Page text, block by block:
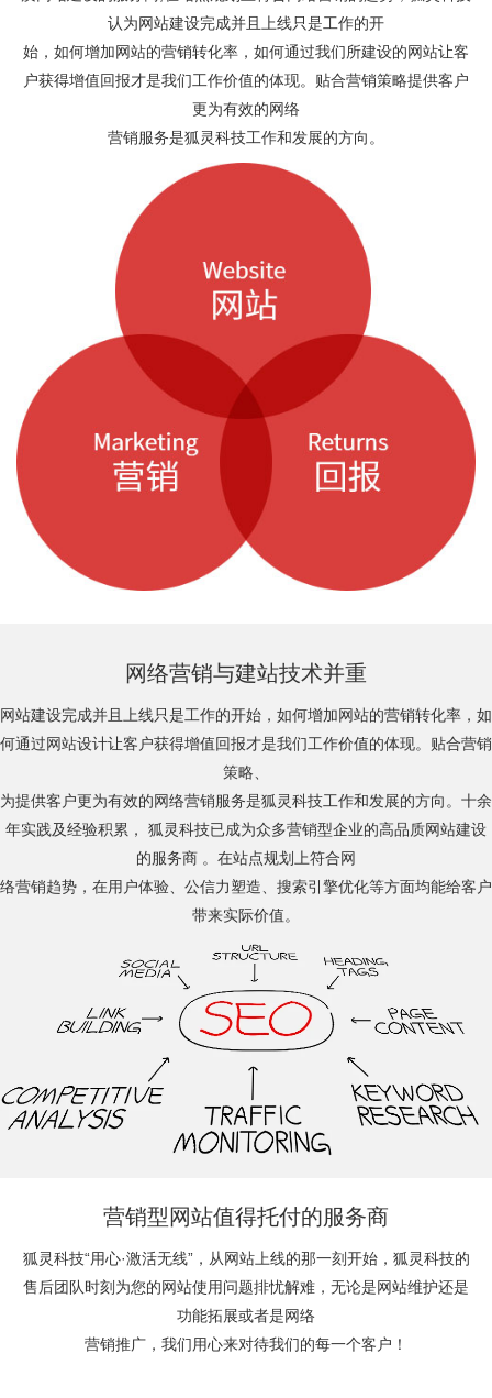
认为网站建设完成并且上线只是工作的开
始，如何增加网站的营销转化率，如何通过我们所建设的网站让客
户获得增值回报才是我们工作价值的体现。贴合营销策略提供客户
更为有效的网络
营销服务是狐灵科技工作和发展的方向。
网络营销与建站技术并重
网站建设完成并且上线只是工作的开始，如何增加网站的营销转化率，如
何通过网站设计让客户获得增值回报才是我们工作价值的体现。贴合营销
策略、
为提供客户更为有效的网络营销服务是狐灵科技工作和发展的方向。十余
年实践及经验积累，
狐灵科技已成为众多营销型企业的高品质网站建设
的服务商 。在站点规划上符合网
络营销趋势，在用户体验、公信力塑造、搜索引擎优化等方面均能给客户
带来实际价值。
营销型网站值得托付的服务商
狐灵科技“用心·激活无线”，从网站上线的那一刻开始，狐灵科技的
售后团队时刻为您的网站使用问题排忧解难，无论是网站维护还是
功能拓展或者是网络
营销推广，我们用心来对待我们的每一个客户！